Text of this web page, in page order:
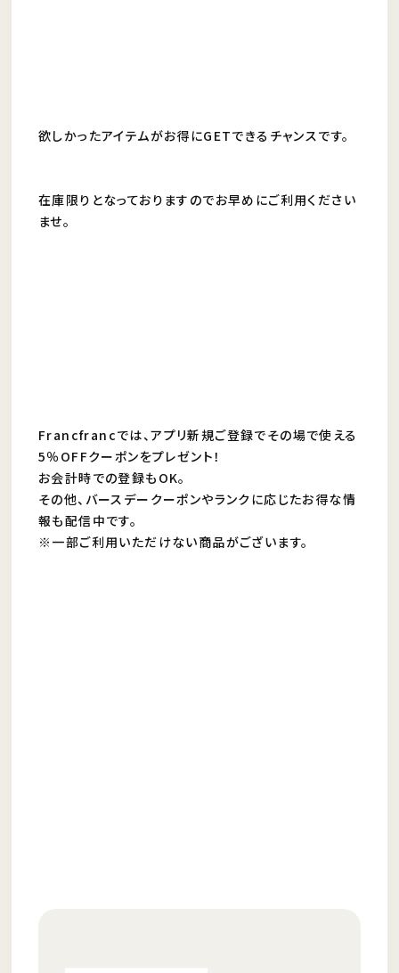
欲しかったアイテムがお得にGETできるチャンスです。
在庫限りとなっておりますのでお早めにご利用ください
ませ。
Francfrancでは、アプリ新規ご登録でその場で使える
5％OFFクーポンをプレゼント！
お会計時での登録もOK。
その他、バースデークーポンやランクに応じたお得な情
報も配信中です。
※一部ご利用いただけない商品がございます。